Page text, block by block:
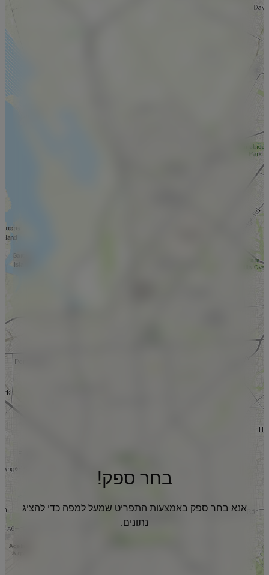
בחר ספק!
אנא בחר ספק באמצעות התפריט שמעל למפה כדי להציג
נתונים.